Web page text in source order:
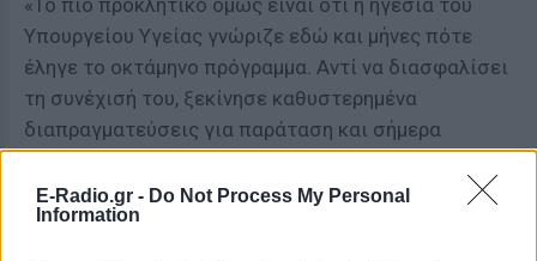
E-Radio.gr - Do Not Process My Personal
Information
«Το πιο προκλητικό όμως είναι ότι η ηγεσία του
Υπουργείου Υγείας γνώριζε εδώ και μήνες πότε
έληγε το οκτάμηνο πρόγραμμα. Αντί να διασφαλίσει
τη συνέχισή του, ξεκίνησε καθυστερημένα
διαπραγματεύσεις για παράταση και σήμερα
Πρόκειται για έναν ισχυρισμό που δεν αντέχει στην
πραγματικότητα. Το πρόγραμμα ξεκίνησε τον